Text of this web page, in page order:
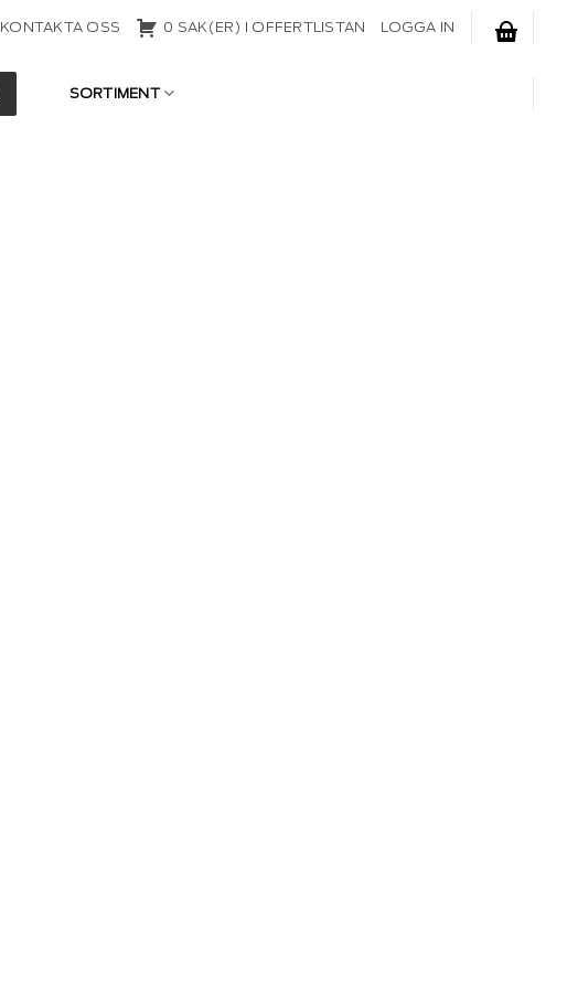
KONTAKTA OSS 0 SAK(ER) I OFFERTLISTAN LOGGA IN
SORTIMENT